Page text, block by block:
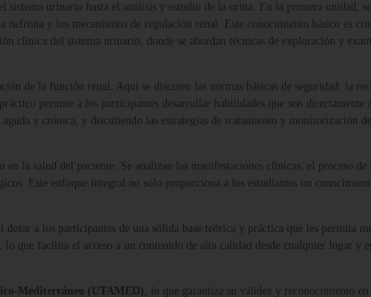
sistema urinario hasta el análisis y estudio de la orina. En la primera unidad,
y los mecanismos de regulación renal. Este conocimiento básico es
clínica del sistema urinario, donde se abordan técnicas de exploración y
de la función renal. Aquí se discuten las normas básicas de seguridad, la
permite a los participantes desarrollar habilidades que son directamente
y crónica, y discutiendo las estrategias de tratamiento y monitorización
la salud del paciente. Se analizan las manifestaciones clínicas, el proceso
Este enfoque integral no solo proporciona a los estudiantes un
a los participantes de una sólida base teórica y práctica que les permita
, lo que facilita el acceso a un contenido de alta calidad desde cualquier lugar y
Mediterráneo (UTAMED), lo que garantiza su validez y reconocimiento